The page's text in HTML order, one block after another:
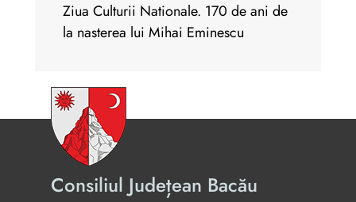
Ziua Culturii Nationale. 170 de ani de
la nasterea lui Mihai Eminescu
Consiliul Județean Bacău